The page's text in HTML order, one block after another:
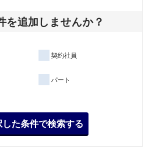
を追加しませんか？
契約社員
パート